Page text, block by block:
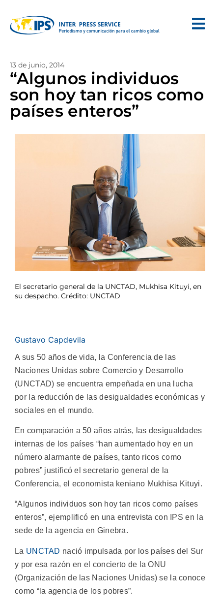
13 de junio, 2014
“Algunos individuos
son hoy tan ricos como
países enteros”
El secretario general de la UNCTAD, Mukhisa Kituyi, en
su despacho. Crédito: UNCTAD
Gustavo Capdevila
A sus 50 años de vida, la Conferencia de las
Naciones Unidas sobre Comercio y Desarrollo
(UNCTAD) se encuentra empeñada en una lucha
por la reducción de las desigualdades económicas y
sociales en el mundo.
En comparación a 50 años atrás, las desigualdades
internas de los países “han aumentado hoy en un
número alarmante de países, tanto ricos como
pobres” justificó el secretario general de la
Conferencia, el economista keniano Mukhisa Kituyi.
“Algunos individuos son hoy tan ricos como países
enteros”, ejemplificó en una entrevista con IPS en la
sede de la agencia en Ginebra.
La UNCTAD nació impulsada por los países del Sur
y por esa razón en el concierto de la ONU
(Organización de las Naciones Unidas) se la conoce
como “la agencia de los pobres”.